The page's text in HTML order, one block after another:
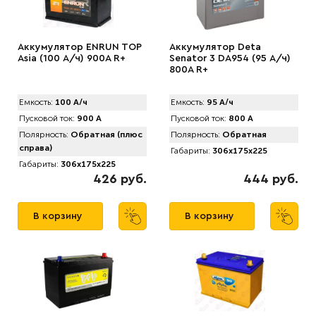
Аккумулятор ENRUN TOP
Asia (100 А/ч) 900A R+
Емкость: 100 А/ч
Пусковой ток: 900 А
Полярность: Обратная (плюс
справа)
Габариты: 306x175x225
426 руб.
В корзину
Аккумулятор Deta
Senator 3 DA954 (95 А/ч)
800A R+
Емкость: 95 А/ч
Пусковой ток: 800 А
Полярность: Обратная
Габариты: 306x175x225
444 руб.
В корзину